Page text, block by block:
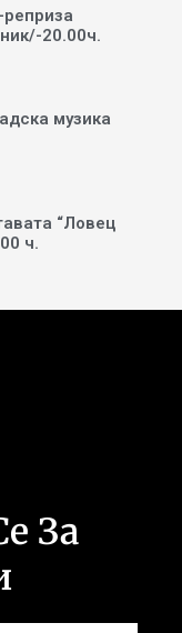
реприза
20.00ч.
музика
“Ловец
ч.
За